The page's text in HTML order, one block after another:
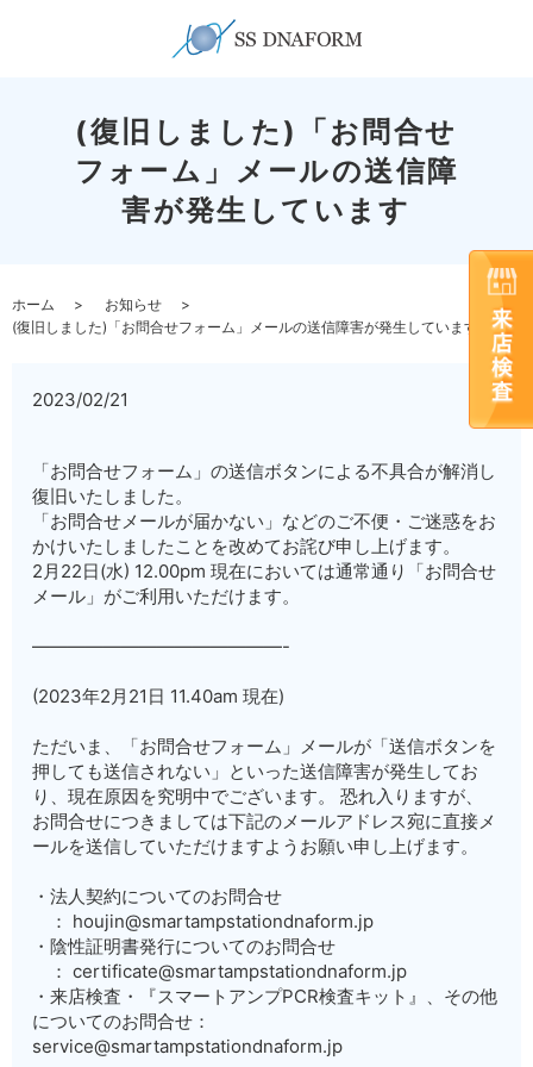
(復旧しました)「お問合せ
フォーム」メールの送信障
害が発生しています
ホーム
お知らせ
(復旧しました)「お問合せフォーム」メールの送信障害が発生しています
2023/02/21
「お問合せフォーム」の送信ボタンによる不具合が解消し
復旧いたしました。
「お問合せメールが届かない」などのご不便・ご迷惑をお
かけいたしましたことを改めてお詫び申し上げます。
2月22日(水) 12.00pm 現在においては通常通り「お問合せ
メール」がご利用いただけます。
——————————————-
(2023年2月21日 11.40am 現在)
ただいま、「お問合せフォーム」メールが「送信ボタンを
押しても送信されない」といった送信障害が発生してお
り、現在原因を究明中でございます。 恐れ入りますが、
お問合せにつきましては下記のメールアドレス宛に直接メ
ールを送信していただけますようお願い申し上げます。
・法人契約についてのお問合せ
： houjin@smartampstationdnaform.jp
・陰性証明書発行についてのお問合せ
： certificate@smartampstationdnaform.jp
・来店検査・『スマートアンプPCR検査キット』、その他
についてのお問合せ：
service@smartampstationdnaform.jp